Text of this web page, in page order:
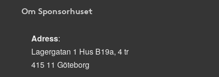
Om Sponsorhuset
Adress:
Lagergatan 1 Hus B19a, 4 tr
415 11 Göteborg